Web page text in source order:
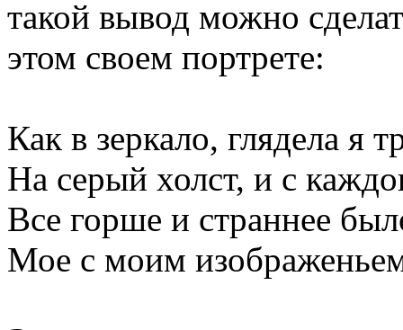
такой вывод можно
этом своем портрете:
Как в зеркало, глядела я
На серый холст, и с
Все горше и страннее
Мое с моим